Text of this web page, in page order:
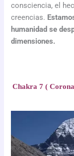
consciencia, el
creencias.
humanidad se
dimensiones.
Chakra 7 (